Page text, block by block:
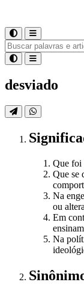
desviado
Que foi
Que se
Na
ou
Em
Na